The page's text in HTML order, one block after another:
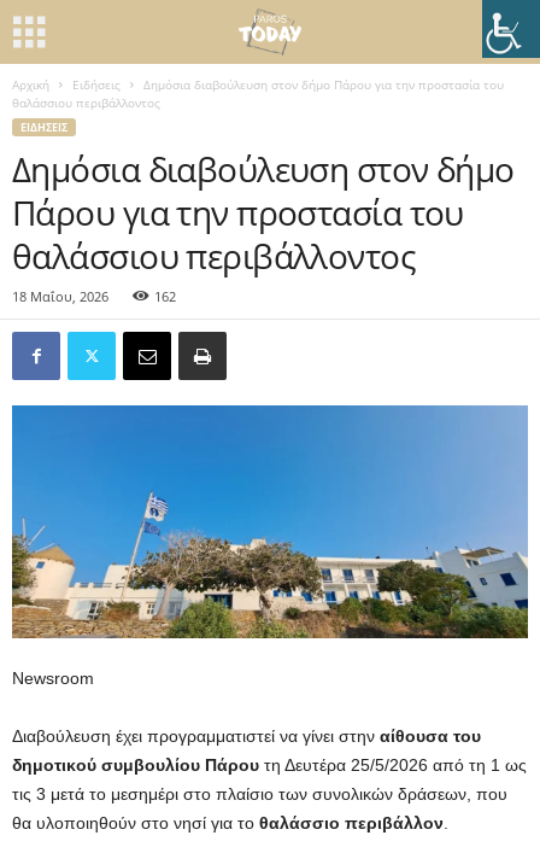
Αρχική Ειδήσεις
Δημόσια διαβούλευση στον δήμο Πάρου για την προστασία του
θαλάσσιου περιβάλλοντος
ΕΙΔΉΣΕΙΣ
Δημόσια διαβούλευση στον δήμο
Πάρου για την προστασία του
θαλάσσιου περιβάλλοντος
18 Μαΐου, 2026 162
Newsroom
Διαβούλευση έχει προγραμματιστεί να γίνει στην αίθουσα του
δημοτικού συμβουλίου Πάρου τη Δευτέρα 25/5/2026 από τη 1 ως
τις 3 μετά το μεσημέρι στο πλαίσιο των συνολικών δράσεων, που
θα υλοποιηθούν στο νησί για το θαλάσσιο περιβάλλον